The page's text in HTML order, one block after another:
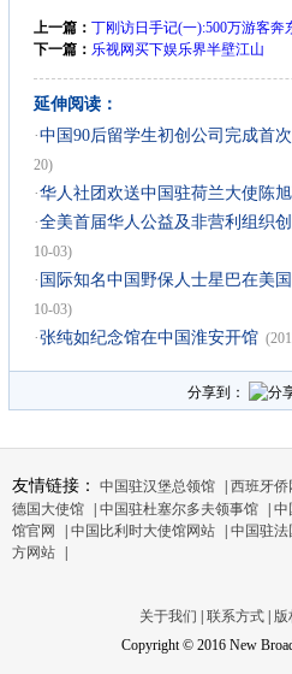
上一篇： 丁刚访日手记(一):500万游客
下一篇： 乐视网买下娱乐界半壁江山
延伸阅读：
·中国90后留学生初创公司完成首
20)
·华人社团欢送中国驻荷兰大使陈
·全美首届华人公益及非营利组织
10-03)
· 国际知名中国野保人士星巴在美
10-03)
·张纯如纪念馆在中国淮安开馆
分享到：
友情链接： 中国驻汉堡总领馆 西班牙侨
德国大使馆
中国驻杜塞尔多夫领事馆 中
馆官网
中国比利时大使馆网站 中国驻法
方网站
关于我们 联系方式
Copyright © 2016 New